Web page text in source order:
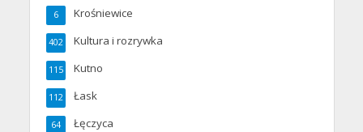
Krośniewice
6
Kultura i rozrywka
402
Kutno
115
Łask
112
Łęczyca
64